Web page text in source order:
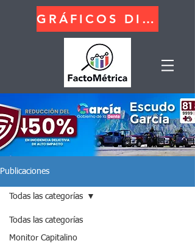
GRÁFICOS DINÁMICOS
Publicaciones
Todas las categorías
Monitor Capitalino
Todas las categorías